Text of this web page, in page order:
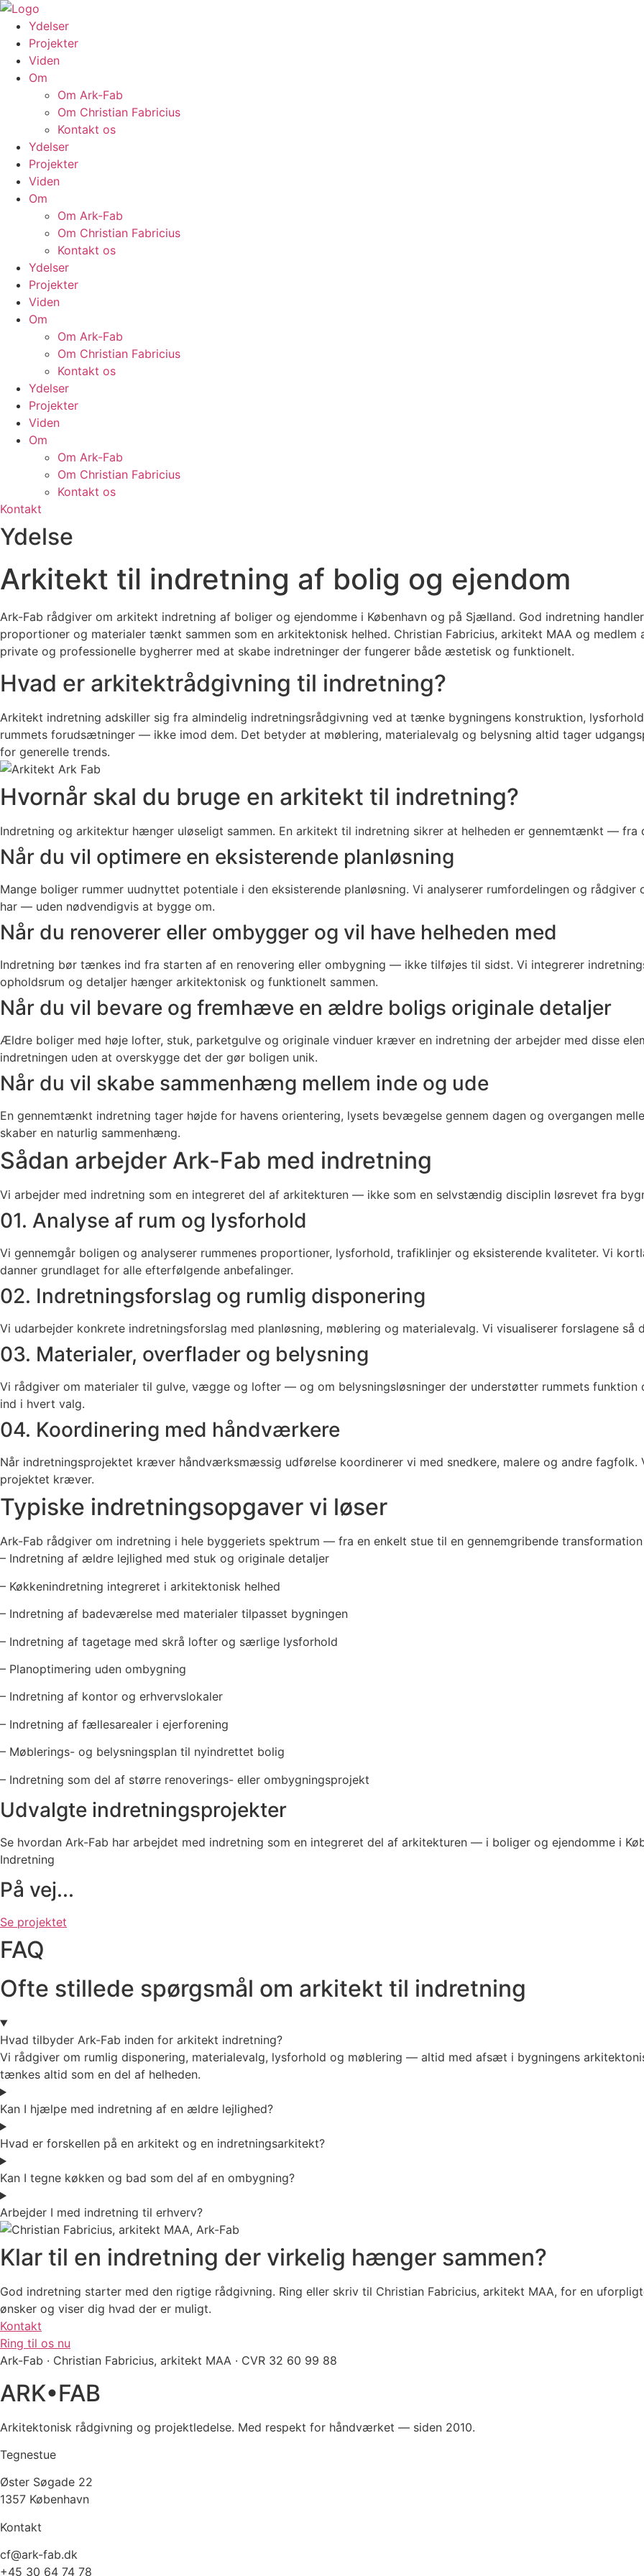
Skip
content
Ydelser
Projekter
Viden
Om
Om Ark-Fab
Om Christian Fabricius
Kontakt os
Ydelser
Projekter
Viden
Om
Om Ark-Fab
Om Christian Fabricius
Kontakt os
Ydelser
Projekter
Viden
Om
Om Ark-Fab
Om Christian Fabricius
Kontakt os
Ydelser
Projekter
Viden
Om
Om Ark-Fab
Om Christian Fabricius
Kontakt os
Kontakt
Ydelse
Arkitekt til indretning af bolig og ejendom
Ark-Fab rådgiver om arkitekt indretning af boliger og ejendomme i København og på Sjælland. God indretning
proportioner og materialer tænkt sammen som en arkitektonisk helhed. Christian Fabricius, arkitekt MAA og
private og professionelle bygherrer med at skabe indretninger der fungerer både æstetisk og funktionelt.
Hvad er arkitektrådgivning til indretning?
Arkitekt indretning adskiller sig fra almindelig indretningsrådgivning ved at tænke bygningens konstruktion,
rummets forudsætninger — ikke imod dem. Det betyder at møblering, materialevalg og belysning altid tager
for generelle trends.
Hvornår skal du bruge en arkitekt til indretning?
Indretning og arkitektur hænger uløseligt sammen. En arkitekt til indretning sikrer at helheden er gennemtænkt —
Når du vil optimere en eksisterende planløsning
Mange boliger rummer uudnyttet potentiale i den eksisterende planløsning. Vi analyserer rumfordelingen og
har — uden nødvendigvis at bygge om.
Når du renoverer eller ombygger og vil have helheden med
Indretning bør tænkes ind fra starten af en renovering eller ombygning — ikke tilføjes til sidst. Vi integrerer
opholdsrum og detaljer hænger arkitektonisk og funktionelt sammen.
Når du vil bevare og fremhæve en ældre boligs originale detaljer
Ældre boliger med høje lofter, stuk, parketgulve og originale vinduer kræver en indretning der arbejder med disse
indretningen uden at overskygge det der gør boligen unik.
Når du vil skabe sammenhæng mellem inde og ude
En gennemtænkt indretning tager højde for havens orientering, lysets bevægelse gennem dagen og overgangen
skaber en naturlig sammenhæng.
Sådan arbejder Ark-Fab med indretning
Vi arbejder med indretning som en integreret del af arkitekturen — ikke som en selvstændig disciplin løsrevet fra
01. Analyse af rum og lysforhold
Vi gennemgår boligen og analyserer rummenes proportioner, lysforhold, trafiklinjer og eksisterende kvaliteter. Vi
danner grundlaget for alle efterfølgende anbefalinger.
02. Indretningsforslag og rumlig disponering
Vi udarbejder konkrete indretningsforslag med planløsning, møblering og materialevalg. Vi visualiserer forslagene
03. Materialer, overflader og belysning
Vi rådgiver om materialer til gulve, vægge og lofter — og om belysningsløsninger der understøtter rummets
ind i hvert valg.
04. Koordinering med håndværkere
Når indretningsprojektet kræver håndværksmæssig udførelse koordinerer vi med snedkere, malere og andre
projektet kræver.
Typiske indretningsopgaver vi løser
Ark-Fab rådgiver om indretning i hele byggeriets spektrum — fra en enkelt stue til en gennemgribende
– Indretning af ældre lejlighed med stuk og originale detaljer
– Køkkenindretning integreret i arkitektonisk helhed
– Indretning af badeværelse med materialer tilpasset bygningen
– Indretning af tagetage med skrå lofter og særlige lysforhold
– Planoptimering uden ombygning
– Indretning af kontor og erhvervslokaler
– Indretning af fællesarealer i ejerforening
– Møblerings- og belysningsplan til nyindrettet bolig
– Indretning som del af større renoverings- eller ombygningsprojekt
Udvalgte indretningsprojekter
Se hvordan Ark-Fab har arbejdet med indretning som en integreret del af arkitekturen — i boliger og ejendomme i
Indretning
På vej...
Se projektet
FAQ
Ofte stillede spørgsmål om arkitekt til indretning
Hvad tilbyder Ark-Fab inden for arkitekt indretning?
Vi rådgiver om rumlig disponering, materialevalg, lysforhold og møblering — altid med afsæt i bygningens
tænkes altid som en del af helheden.
Kan I hjælpe med indretning af en ældre lejlighed?
Hvad er forskellen på en arkitekt og en indretningsarkitekt?
Kan I tegne køkken og bad som del af en ombygning?
Arbejder I med indretning til erhverv?
Klar til en indretning der virkelig hænger sammen?
God indretning starter med den rigtige rådgivning. Ring eller skriv til Christian Fabricius, arkitekt MAA, for en
ønsker og viser dig hvad der er muligt.
Kontakt
Ring til os nu
Ark-Fab · Christian Fabricius, arkitekt MAA · CVR 32 60 99 88
ARK•FAB
Arkitektonisk rådgivning og projektledelse. Med respekt for håndværket — siden 2010.
Tegnestue
Øster Søgade 22
1357 København
Kontakt
cf@ark-fab.dk
+45 30 64 74 78